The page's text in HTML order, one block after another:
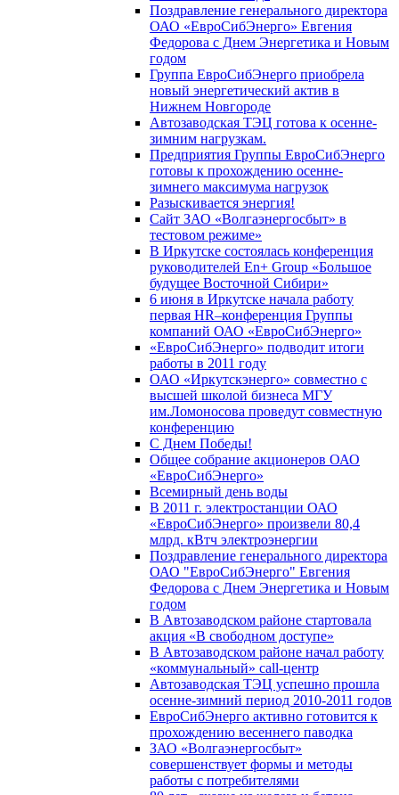
Поздравление генерального директора
ОАО «ЕвроСибЭнерго» Евгения
Федорова с Днем Энергетика и Новым
годом
Группа ЕвроСибЭнерго приобрела
новый энергетический актив в
Нижнем Новгороде
Автозаводская ТЭЦ готова к осенне-
зимним нагрузкам.
Предприятия Группы ЕвроСибЭнерго
готовы к прохождению осенне-
зимнего максимума нагрузок
Разыскивается энергия!
Сайт ЗАО «Волгаэнергосбыт» в
тестовом режиме»
В Иркутске состоялась конференция
руководителей En+ Group «Большое
будущее Восточной Сибири»
6 июня в Иркутске начала работу
первая HR–конференция Группы
компаний ОАО «ЕвроСибЭнерго»
«ЕвроСибЭнерго» подводит итоги
работы в 2011 году
ОАО «Иркутскэнерго» совместно с
высшей школой бизнеса МГУ
им.Ломоносова проведут совместную
конференцию
С Днем Победы!
Общее собрание акционеров ОАО
«ЕвроСибЭнерго»
Всемирный день воды
В 2011 г. электростанции ОАО
«ЕвроСибЭнерго» произвели 80,4
млрд. кВтч электроэнергии
Поздравление генерального директора
ОАО "ЕвроСибЭнерго" Евгения
Федорова с Днем Энергетика и Новым
годом
В Автозаводском районе стартовала
акция «В свободном доступе»
В Автозаводском районе начал работу
«коммунальный» call-центр
Автозаводская ТЭЦ успешно прошла
осенне-зимний период 2010-2011 годов
ЕвроСибЭнерго активно готовится к
прохождению весеннего паводка
ЗАО «Волгаэнергосбыт»
совершенствует формы и методы
работы с потребителями